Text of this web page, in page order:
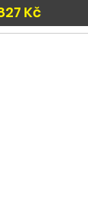
Kč